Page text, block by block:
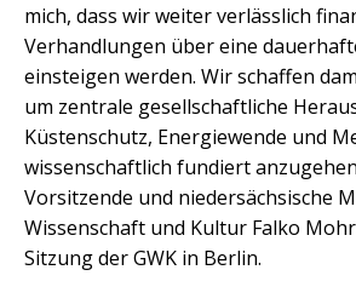
mich, dass wir weiter verlässlich
Verhandlungen über eine
einsteigen werden. Wir schaffen
um zentrale gesellschaftliche
Küstenschutz, Energiewende und
wissenschaftlich fundiert
Vorsitzende und niedersächsische
Wissenschaft und Kultur Falko
Sitzung der GWK in Berlin.